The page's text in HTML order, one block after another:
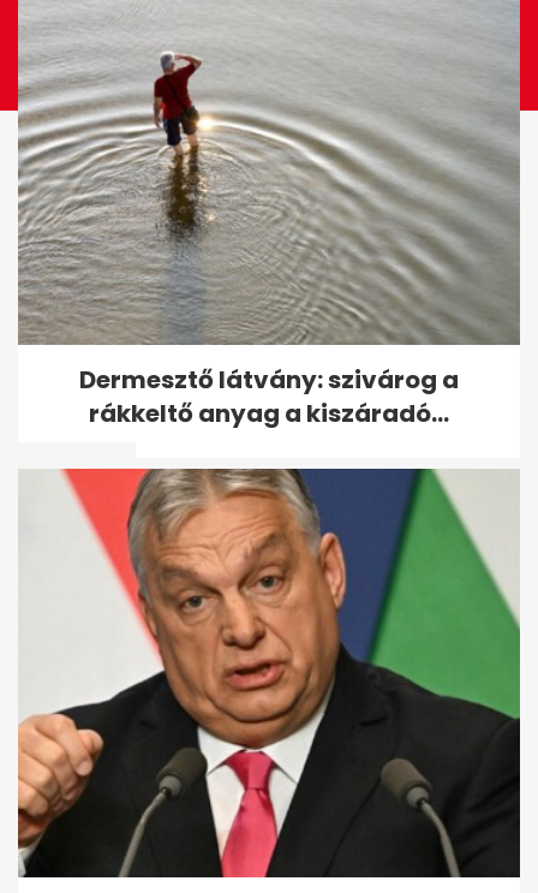
Gyenge a térerő otthon vagy
munkában? Ezekkel a
trükkökkel...
Endrei Judit elárulta, mi segíti
át a nehéz napokon is
Dermesztő látvány: szivárog a
rákkeltő anyag a kiszáradó...